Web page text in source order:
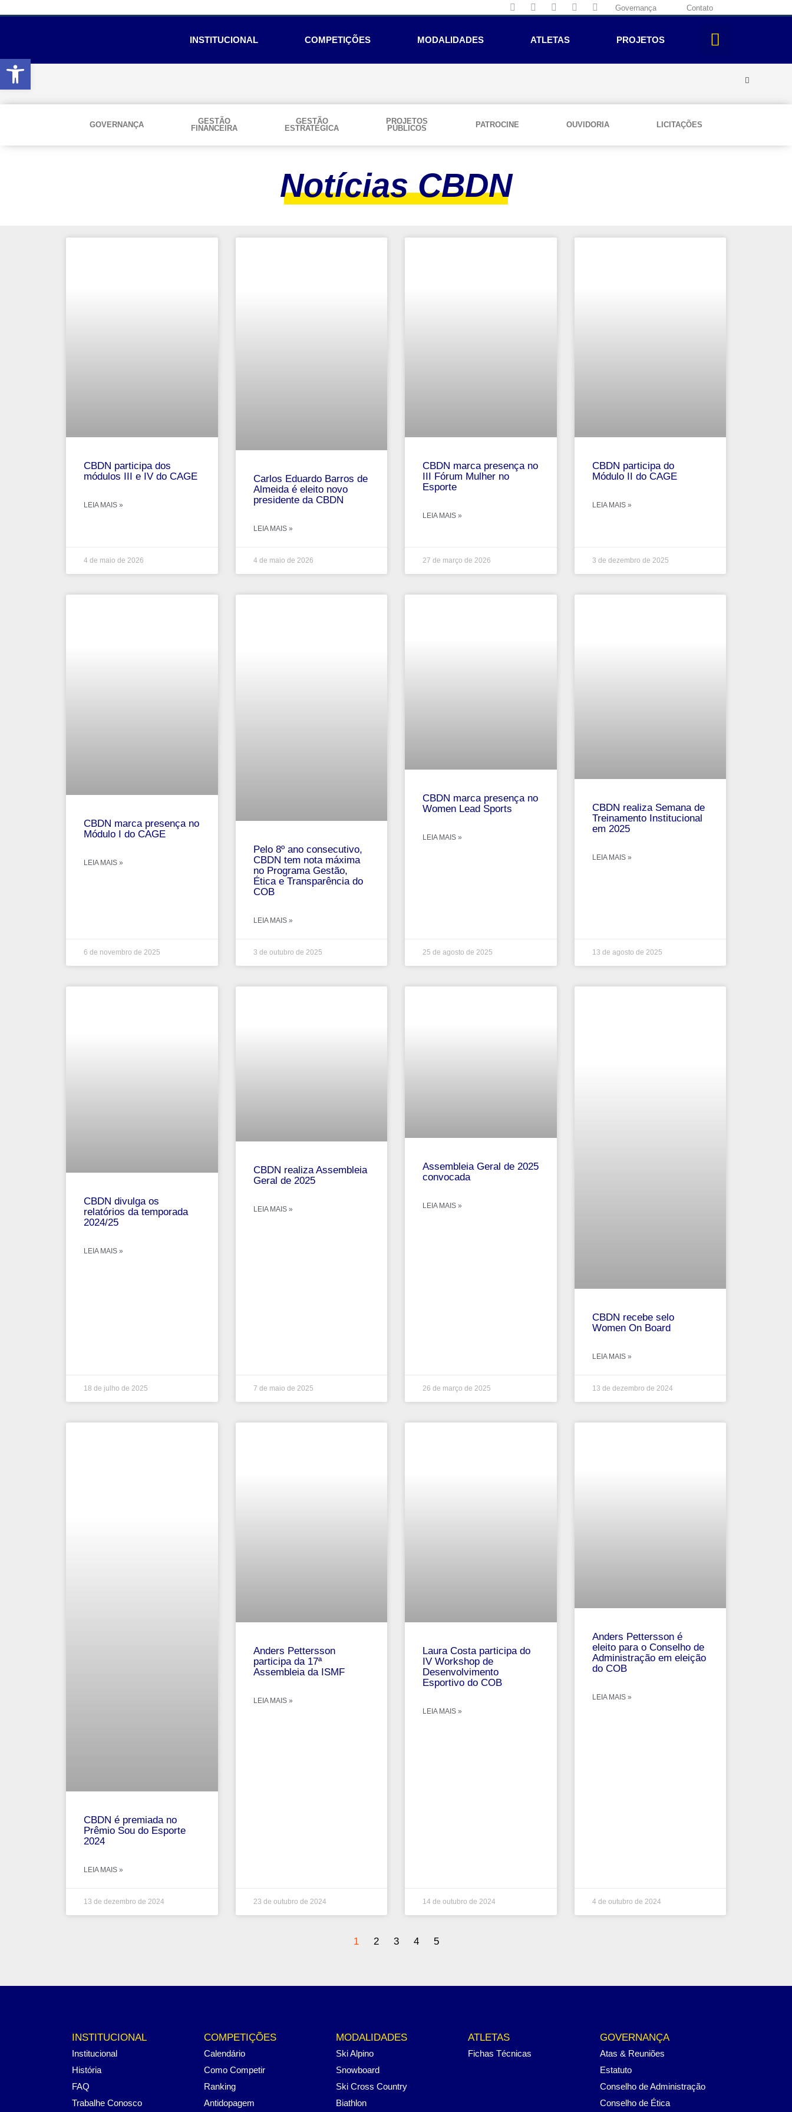
Abrir a barra de ferramentas
Governança Contato
INSTITUCIONAL COMPETIÇÕES MODALIDADES ATLETAS PROJETOS
GOVERNANÇA
GESTÃO
FINANCEIRA
GESTÃO
ESTRATÉGICA
PROJETOS
PÚBLICOS
PATROCINE OUVIDORIA LICITAÇÕES
Notícias CBDN
CBDN participa dos
módulos III e IV do CAGE
LEIA MAIS »
4 de maio de 2026
Carlos Eduardo Barros de
Almeida é eleito novo
presidente da CBDN
LEIA MAIS »
4 de maio de 2026
CBDN marca presença no
III Fórum Mulher no
Esporte
LEIA MAIS »
27 de março de 2026
CBDN participa do
Módulo II do CAGE
LEIA MAIS »
3 de dezembro de 2025
CBDN marca presença no
Módulo I do CAGE
LEIA MAIS »
6 de novembro de 2025
Pelo 8º ano consecutivo,
CBDN tem nota máxima
no Programa Gestão,
Ética e Transparência do
COB
LEIA MAIS »
3 de outubro de 2025
CBDN marca presença no
Women Lead Sports
LEIA MAIS »
25 de agosto de 2025
CBDN realiza Semana de
Treinamento Institucional
em 2025
LEIA MAIS »
13 de agosto de 2025
CBDN divulga os
relatórios da temporada
2024/25
LEIA MAIS »
18 de julho de 2025
CBDN realiza Assembleia
Geral de 2025
LEIA MAIS »
7 de maio de 2025
Assembleia Geral de 2025
convocada
LEIA MAIS »
26 de março de 2025
CBDN recebe selo
Women On Board
LEIA MAIS »
13 de dezembro de 2024
CBDN é premiada no
Prêmio Sou do Esporte
2024
LEIA MAIS »
13 de dezembro de 2024
Anders Pettersson
participa da 17ª
Assembleia da ISMF
LEIA MAIS »
23 de outubro de 2024
Laura Costa participa do
IV Workshop de
Desenvolvimento
Esportivo do COB
LEIA MAIS »
14 de outubro de 2024
Anders Pettersson é
eleito para o Conselho de
Administração em eleição
do COB
LEIA MAIS »
4 de outubro de 2024
1 2 3 4 5
INSTITUCIONAL
Institucional
História
FAQ
Trabalhe Conosco
COMPETIÇÕES
Calendário
Como Competir
Ranking
Antidopagem
MODALIDADES
Ski Alpino
Snowboard
Ski Cross Country
Biathlon
ATLETAS
Fichas Técnicas
GOVERNANÇA
Atas & Reuniões
Estatuto
Conselho de Administração
Conselho de Ética